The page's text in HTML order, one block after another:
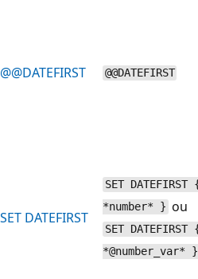
@@DATEFIRST @@DATEFIRST
SET DATEFIRST
SET DATEFIRST
*number* } ou
SET DATEFIRST
*@number_var* }